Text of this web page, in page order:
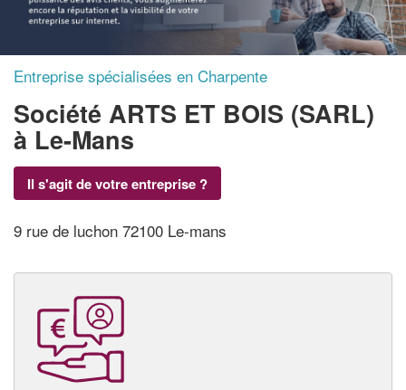
Entreprise spécialisées en Charpente
Société ARTS ET BOIS (SARL)
à Le-Mans
Il s'agit de votre entreprise ?
9 rue de luchon 72100 Le-mans